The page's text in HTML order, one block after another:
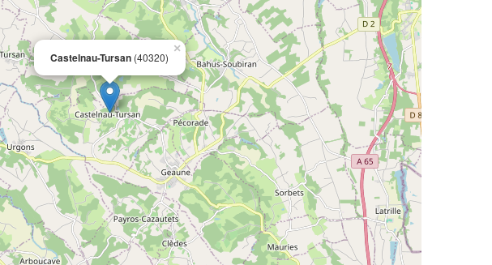
Castelnau-Tursan (40320)
×